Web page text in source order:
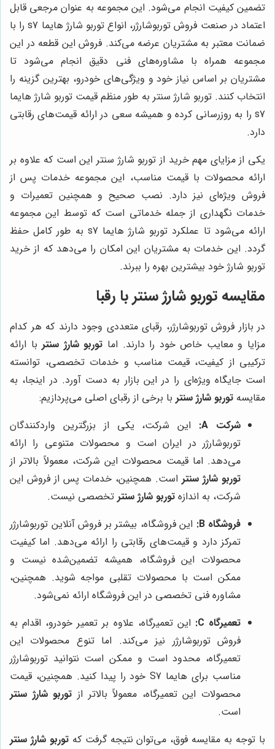
تضمین کیفیت انجام می‌شود. این مجموعه به عنوان مرجعی قابل
اعتماد در صنعت فروش توربوشارژر، انواع توربو شارژ هایما s7 را با
ضمانت معتبر به مشتریان عرضه می‌کند. فروش این قطعه در این
مجموعه همراه با مشاوره‌های فنی دقیق انجام می‌شود تا
مشتریان بر اساس نیاز خود و ویژگی‌های خودرو، بهترین گزینه را
انتخاب کنند. توربو شارژ سنتر به طور منظم قیمت توربو شارژ هایما
s7 را به روزرسانی کرده و همیشه سعی در ارائه قیمت‌های رقابتی
دارد.
یکی از مزایای مهم خرید از توربو شارژ سنتر این است که علاوه بر
ارائه محصولات با قیمت مناسب، این مجموعه خدمات پس از
فروش ویژه‌ای نیز دارد. نصب صحیح و همچنین تعمیرات و
خدمات نگهداری از جمله خدماتی است که توسط این مجموعه
ارائه می‌شود تا عملکرد توربو شارژ هایما s7 به طور کامل حفظ
گردد. این خدمات به مشتریان این امکان را می‌دهد که از خرید
توربو شارژ خود بیشترین بهره را ببرند.
مقایسه توربو شارژ سنتربا رقبا
در بازار فروش توربوشارژر، رقبای متعددی وجود دارند که هر کدام
مزایا و معایب خاص خود را دارند. اما توربو شارژ سنتربا ارائه
ترکیبی از کیفیت، قیمت مناسب و خدمات تخصصی، توانسته
است جایگاه ویژه‌ای را در این بازار به دست آورد. در اینجا، به
مقایسه توربو شارژ سنتر با برخی از رقبای اصلی می‌پردازیم:
شرکت A:
این شرکت، یکی از بزرگترین واردکنندگان
توربوشارژر در ایران است و محصولات متنوعی را ارائه
می‌دهد. اما قیمت محصولات این شرکت، معمولاً بالاتر از
توربو شارژ سنتر است. همچنین، خدمات پس از فروش این
شرکت، به اندازه توربو شارژ سنتر تخصصی نیست.
فروشگاه B:
این فروشگاه، بیشتر بر فروش آنلاین توربوشارژر
تمرکز دارد و قیمت‌های رقابتی را ارائه می‌دهد. اما کیفیت
محصولات این فروشگاه، همیشه تضمین‌شده نیست و
ممکن است با محصولات تقلبی مواجه شوید. همچنین،
مشاوره فنی تخصصی در این فروشگاه ارائه نمی‌شود.
تعمیرگاه C:
این تعمیرگاه، علاوه بر تعمیر خودرو، اقدام به
فروش توربوشارژر نیز می‌کند. اما تنوع محصولات این
تعمیرگاه، محدود است و ممکن است نتوانید توربوشارژر
مناسب برای هایما S7 خود را پیدا کنید. همچنین، قیمت
محصولات این تعمیرگاه، معمولاً بالاتر از توربو شارژ سنتر
است.
با توجه به مقایسه فوق، می‌توان نتیجه گرفت کهتوربو شارژ سنتر